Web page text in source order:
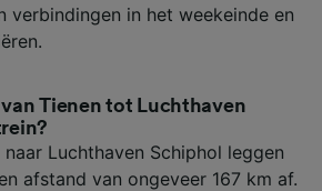
verbindingen in het weekeinde en
Tienen tot Luchthaven
naar Luchthaven Schiphol leggen
afstand van ongeveer 167 km af.